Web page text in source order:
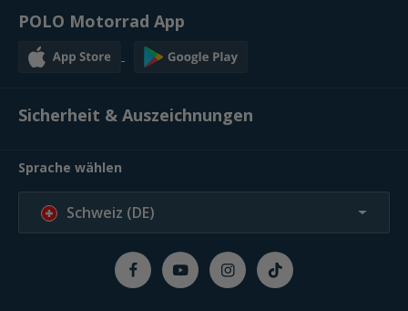
POLO Motorrad App
Sicherheit & Auszeichnungen
Sprache wählen
Schweiz (DE)